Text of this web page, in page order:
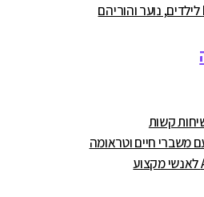
קשות
משברי חיים וטראומה